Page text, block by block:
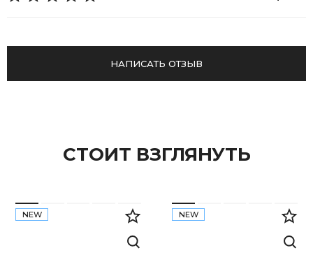
НАПИСАТЬ ОТЗЫВ
СТОИТ ВЗГЛЯНУТЬ
NEW NEW